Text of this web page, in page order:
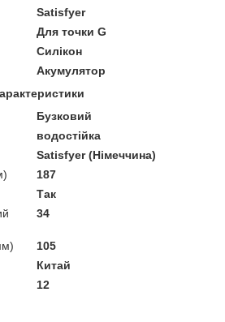
Satisfyer
Для точки G
Силікон
Акумулятор
Бузковий
водостійка
Satisfyer (Німеччина)
187
Так
34
105
Китай
12